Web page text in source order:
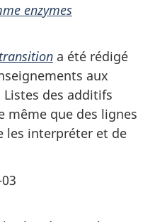
enzymes
a été rédigé
aux
des additifs
même que des lignes
les interpréter et de